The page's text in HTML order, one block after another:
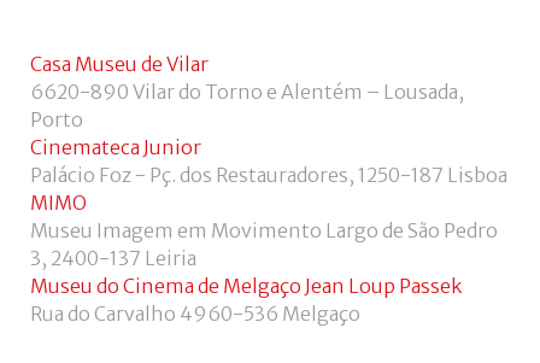
Casa Museu de Vilar
6620-890 Vilar do Torno e Alentém – Lousada,
Porto
Cinemateca Junior
Palácio Foz - Pç. dos Restauradores, 1250-187 Lisboa
MIMO
Museu Imagem em Movimento Largo de São Pedro
3, 2400-137 Leiria
Museu do Cinema de Melgaço Jean Loup Passek
Rua do Carvalho 4960-536 Melgaço
de
Esqueceu-
da